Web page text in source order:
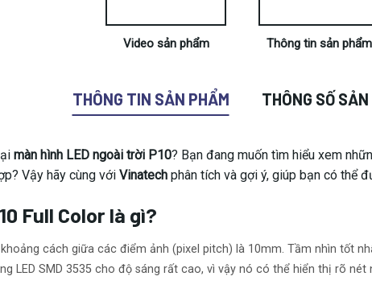
Video sản phẩm Thông tin sản phẩm
THÔNG TIN SẢN PHẨM THÔNG SỐ
màn hình LED ngoài trời P10? Bạn đang muốn tìm hiểu xem
Vậy hãy cùng với Vinatech phân tích và gợi ý, giúp bạn có thể
Full Color là gì?
cách giữa các điểm ảnh (pixel pitch) là 10mm. Tầm nhìn tốt
LED SMD 3535 cho độ sáng rất cao, vì vậy nó có thể hiển thị rõ